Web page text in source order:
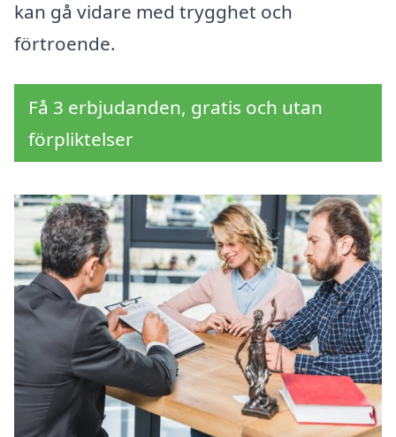
kan gå vidare med trygghet och
förtroende.
Få 3 erbjudanden, gratis och utan
förpliktelser